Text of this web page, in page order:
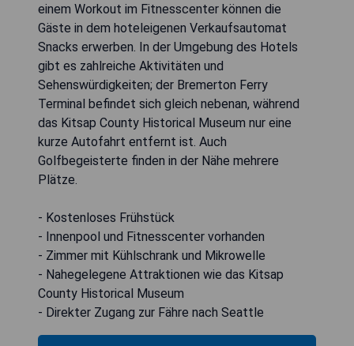
einem Workout im Fitnesscenter können die
Gäste in dem hoteleigenen Verkaufsautomat
Snacks erwerben. In der Umgebung des Hotels
gibt es zahlreiche Aktivitäten und
Sehenswürdigkeiten; der Bremerton Ferry
Terminal befindet sich gleich nebenan, während
das Kitsap County Historical Museum nur eine
kurze Autofahrt entfernt ist. Auch
Golfbegeisterte finden in der Nähe mehrere
Plätze.
- Kostenloses Frühstück
- Innenpool und Fitnesscenter vorhanden
- Zimmer mit Kühlschrank und Mikrowelle
- Nahegelegene Attraktionen wie das Kitsap
County Historical Museum
- Direkter Zugang zur Fähre nach Seattle